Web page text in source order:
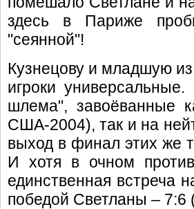
здесь в Париже
"сеянной"!
Кузнецову и младшую
игроки
шлема", завоёванные
США-2004), так и на
выход в финал этих же
И хотя в очном
единственная встреча
победой Светланы – 7:6